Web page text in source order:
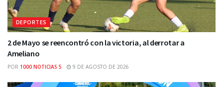
DEPORTES
2 de Mayo se reencontró con la victoria, al derrotar a
Ameliano
POR 1000 NOTICIAS 5 9 DE AGOSTO DE 2026